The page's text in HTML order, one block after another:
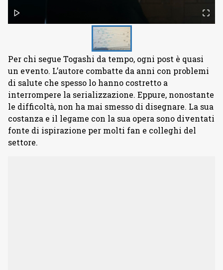
Per chi segue Togashi da tempo, ogni post è quasi
un evento. L’autore combatte da anni con problemi
di salute che spesso lo hanno costretto a
interrompere la serializzazione. Eppure, nonostante
le difficoltà, non ha mai smesso di disegnare. La sua
costanza e il legame con la sua opera sono diventati
fonte di ispirazione per molti fan e colleghi del
settore.